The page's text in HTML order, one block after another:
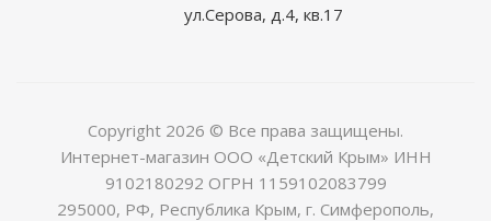
ул.Серова, д.4, кв.17
Copyright 2026 © Все права защищены.
Интернет-магазин ООО «Детский Крым» ИНН
9102180292 ОГРН 1159102083799
295000, РФ, Республика Крым, г. Симферополь,